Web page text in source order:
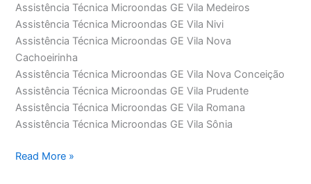
Assistência Técnica Microondas GE Vila Medeiros
Assistência Técnica Microondas GE Vila Nivi
Assistência Técnica Microondas GE Vila Nova
Cachoeirinha
Assistência Técnica Microondas GE Vila Nova Conceição
Assistência Técnica Microondas GE Vila Prudente
Assistência Técnica Microondas GE Vila Romana
Assistência Técnica Microondas GE Vila Sônia
Assistência
Read More »